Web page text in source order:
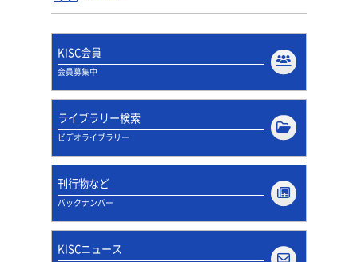
KISC会員
会員募集中
ライブラリー検索
ビデオライブラリー
刊行物など
バックナンバー
KISCニュース